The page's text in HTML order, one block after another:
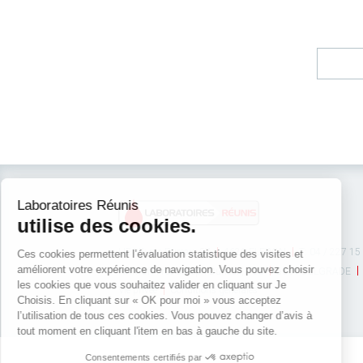
LIEGE: rue Bureau, 37 4620 FLERON T: 04 / 227 15
NAMUR : rue Joseph Durieux, 133
5001 BELGRADE
Vie privée
Conditions générales